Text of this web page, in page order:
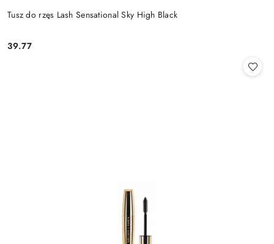
Tusz do rzęs Lash Sensational Sky High Black
Cena:
39.77